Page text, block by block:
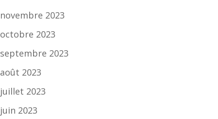
novembre 2023
octobre 2023
septembre 2023
août 2023
juillet 2023
juin 2023